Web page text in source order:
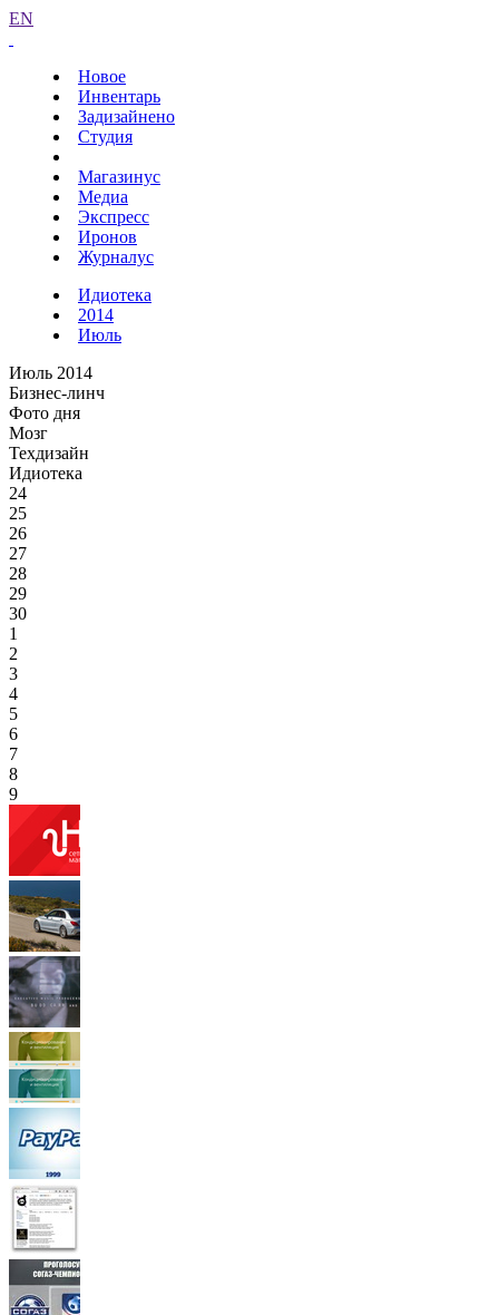
EN
Новое
Инвентарь
Задизайнено
Студия
Магазинус
Медиа
Экспресс
Иронов
Журналус
Идиотека
2014
Июль
Июль 2014
Бизнес-линч
Фото дня
Мозг
Техдизайн
Идиотека
24
25
26
27
28
29
30
1
2
3
4
5
6
7
8
9